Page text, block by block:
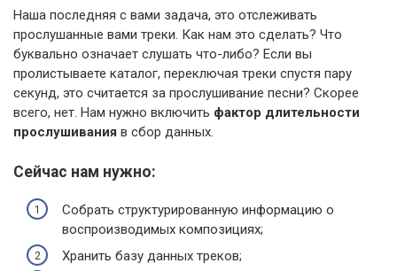
Наша последняя с вами задача, это отслеживать
прослушанные вами треки. Как нам это сделать? Что
буквально означает слушать что-либо? Если вы
пролистываете каталог, переключая треки спустя пару
секунд, это считается за прослушивание песни? Скорее
всего, нет. Нам нужно включить фактор длительности
прослушивания в сбор данных.
Сейчас нам нужно:
Собрать структурированную информацию о
воспроизводимых композициях;
Хранить базу данных треков;